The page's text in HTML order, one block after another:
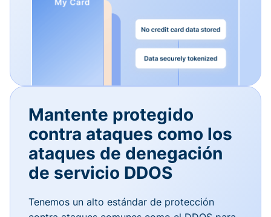
Mantente protegido
contra ataques como los
ataques de denegación
de servicio DDOS
Tenemos un alto estándar de protección